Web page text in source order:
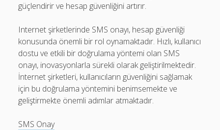
güçlendirir ve hesap güvenliğini artırır.
Internet şirketlerinde SMS onayı, hesap güvenliği
konusunda önemli bir rol oynamaktadır. Hızlı, kullanıcı
dostu ve etkili bir doğrulama yöntemi olan SMS
onayı, inovasyonlarla sürekli olarak geliştirilmektedir.
İnternet şirketleri, kullanıcıların güvenliğini sağlamak
için bu doğrulama yöntemini benimsemekte ve
geliştirmekte önemli adımlar atmaktadır.
SMS Onay